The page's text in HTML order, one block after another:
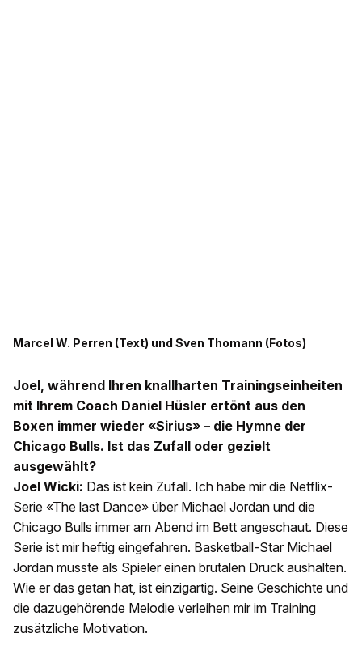
Marcel W. Perren (Text) und Sven Thomann (Fotos)
Joel, während Ihren knallharten Trainingseinheiten
mit Ihrem Coach Daniel Hüsler ertönt aus den
Boxen immer wieder «Sirius» – die Hymne der
Chicago Bulls. Ist das Zufall oder gezielt
ausgewählt?
Joel Wicki: Das ist kein Zufall. Ich habe mir die Netflix-
Serie «The last Dance» über Michael Jordan und die
Chicago Bulls immer am Abend im Bett angeschaut. Diese
Serie ist mir heftig eingefahren. Basketball-Star Michael
Jordan musste als Spieler einen brutalen Druck aushalten.
Wie er das getan hat, ist einzigartig. Seine Geschichte und
die dazugehörende Melodie verleihen mir im Training
zusätzliche Motivation.